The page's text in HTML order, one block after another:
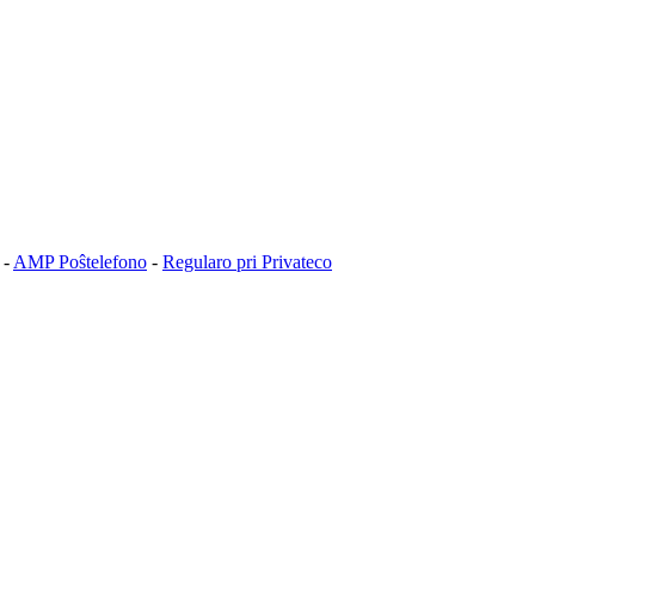
- AMP Poŝtelefono - Regularo pri Privateco